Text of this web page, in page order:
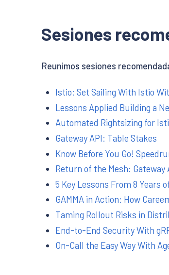
Sesiones
Reunimos sesiones
Istio: Set Sailing With Istio
Lessons Applied Building a
Automated Rightsizing for
Gateway API: Table Stakes
Know Before You Go!
Return of the Mesh: Gateway
5 Key Lessons From 8 Years
GAMMA in Action: How
Taming Rollout Risks in
End-to-End Security With
On-Call the Easy Way With